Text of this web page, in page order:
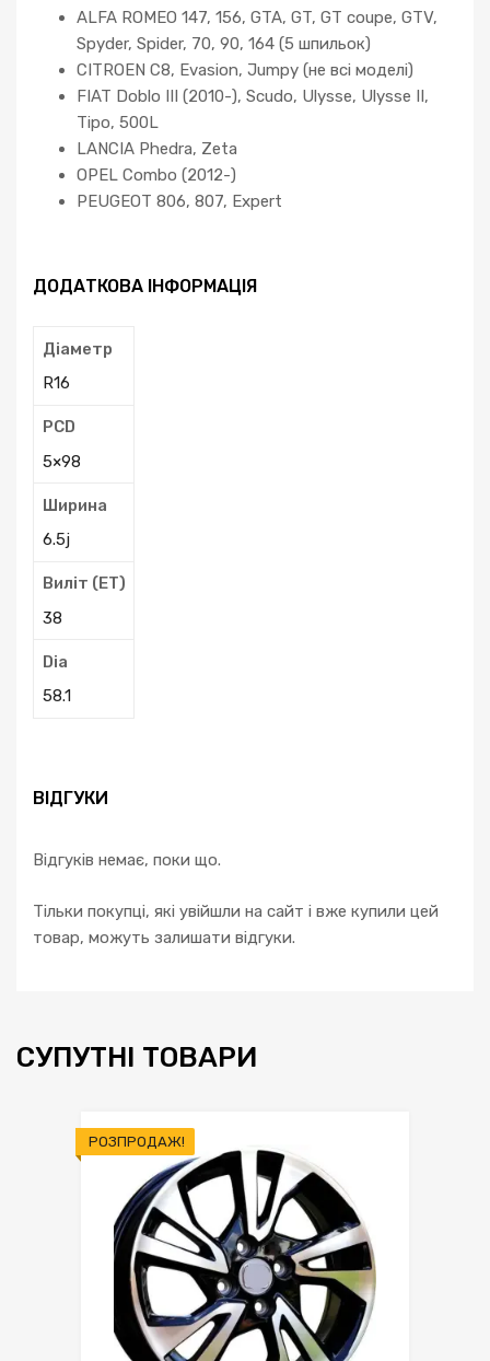
ALFA ROMEO 147, 156, GTA, GT, GT coupe, GTV,
Spyder, Spider, 70, 90, 164 (5 шпильок)
CITROEN C8, Evasion, Jumpy (не всі моделі)
FIAT Doblo III (2010-), Scudo, Ulysse, Ulysse II,
Tipo, 500L
LANCIA Phedra, Zeta
OPEL Combo (2012-)
PEUGEOT 806, 807, Expert
ДОДАТКОВА ІНФОРМАЦІЯ
Діаметр
R16
PCD
5×98
Ширина
6.5j
Виліт (ЕТ)
38
Dia
58.1
ВІДГУКИ
Відгуків немає, поки що.
Тільки покупці, які увійшли на сайт і вже купили цей
товар, можуть залишати відгуки.
СУПУТНІ ТОВАРИ
РОЗПРОДАЖ!